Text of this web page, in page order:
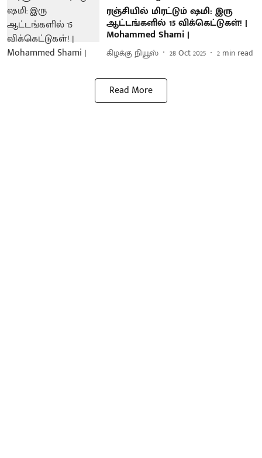
ரஞ்சியில் மிரட்டும் ஷமி: இரு
ஆட்டங்களில் 15 விக்கெட்டுகள்! |
Mohammed Shami |
கிழக்கு நியூஸ் 28 Oct 2025 2 min read
Read More